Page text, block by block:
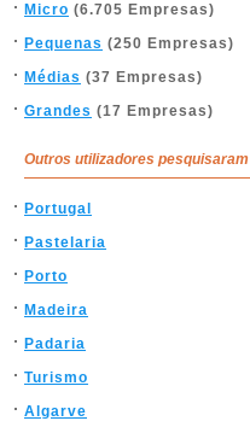
Micro (6.705 Empresas)
Pequenas (250 Empresas)
Médias (37 Empresas)
Grandes (17 Empresas)
Outros utilizadores pesquisaram
Portugal
Pastelaria
Porto
Madeira
Padaria
Turismo
Algarve